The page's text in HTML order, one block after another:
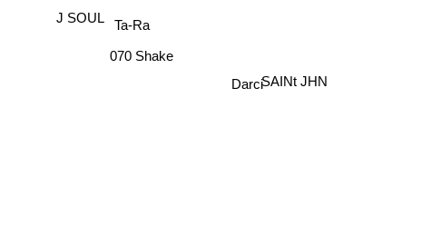
Ta-Ra
J SOUL
Darci
SAINt JHN
070 Shake